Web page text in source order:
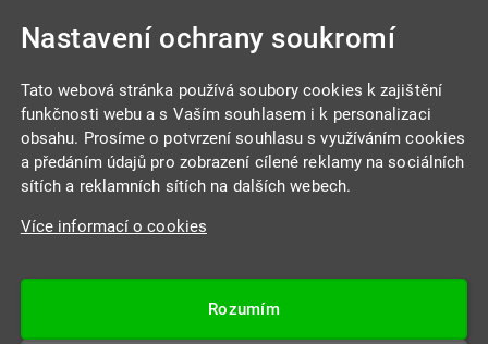
INTEGRA CENTRUM s.r.o.
Jabloňová 662/7
Datová schránka: 4beca6d
Nastavení ochrany soukromí
Tato webová stránka používá soubory cookies k zajištění
funkčnosti webu a s Vaším souhlasem i k personalizaci
obsahu. Prosíme o potvrzení souhlasu s využíváním cookies
a předáním údajů pro zobrazení cílené reklamy na sociálních
sítích a reklamních sítích na dalších webech.
Více informací o cookies
Rozumím